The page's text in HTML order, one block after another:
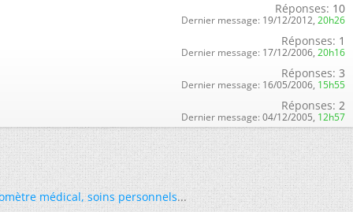
Réponses: 10
Dernier message: 19/12/2012, 20h26
Réponses: 1
Dernier message: 17/12/2006, 20h16
Réponses: 3
Dernier message: 16/05/2006, 15h55
Réponses: 2
Dernier message: 04/12/2005, 12h57
médical,soins personnels...